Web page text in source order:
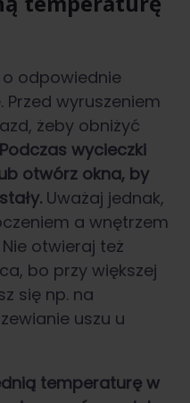
odpowiednie
wyruszeniem
żeby obniżyć
Podczas wycieczki
otwórz okna, by
Uważaj jednak,
a wnętrzem
otwieraj też
bo przy większej
się np. na
uszu u
temperaturę w